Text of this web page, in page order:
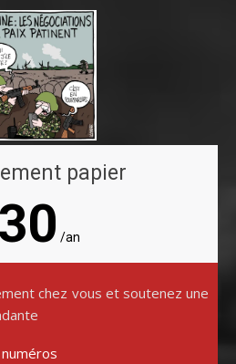
papier
30 /an
chez vous et soutenez une